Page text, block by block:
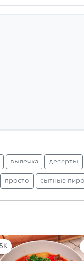
выпечка десерты
просто сытные